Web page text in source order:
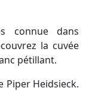
connue dans
la cuvée
pétillant.
Piper Heidsieck.